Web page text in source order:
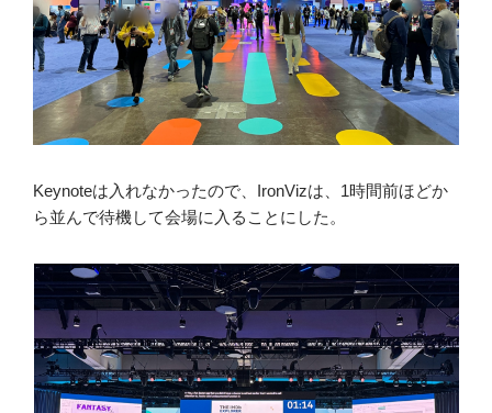
Keynoteは入れなかったので、IronVizは、1時間前ほどか
ら並んで待機して会場に入ることにした。